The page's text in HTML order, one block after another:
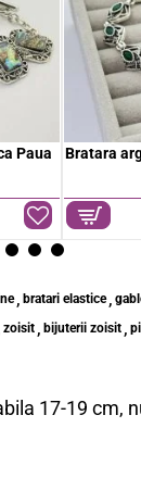
Paua
, bratari elastice ,
zoisit , bijuterii zoisit ,
17-19 cm,